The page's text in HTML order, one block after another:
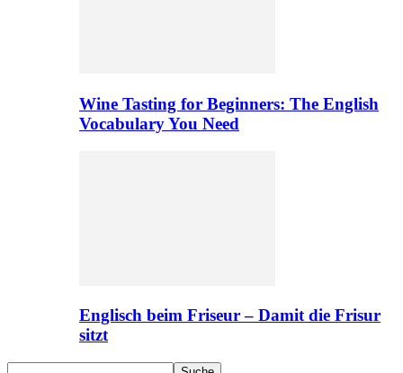
Wine Tasting for Beginners: The English
Vocabulary You Need
Englisch beim Friseur – Damit die Frisur
sitzt